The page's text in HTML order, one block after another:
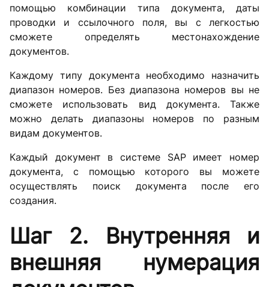
помощью комбинации типа документа, даты
проводки и ссылочного поля, вы с легкостью
сможете определять местонахождение
документов.
Каждому типу документа необходимо назначить
диапазон номеров. Без диапазона номеров вы не
сможете использовать вид документа. Также
можно делать диапазоны номеров по разным
видам документов.
Каждый документ в системе SAP имеет номер
документа, с помощью которого вы можете
осуществлять поиск документа после его
создания.
Шаг 2. Внутренняя и
внешняя нумерация